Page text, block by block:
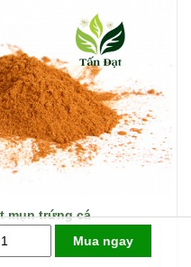
mụn trứng cá
Mua ngay